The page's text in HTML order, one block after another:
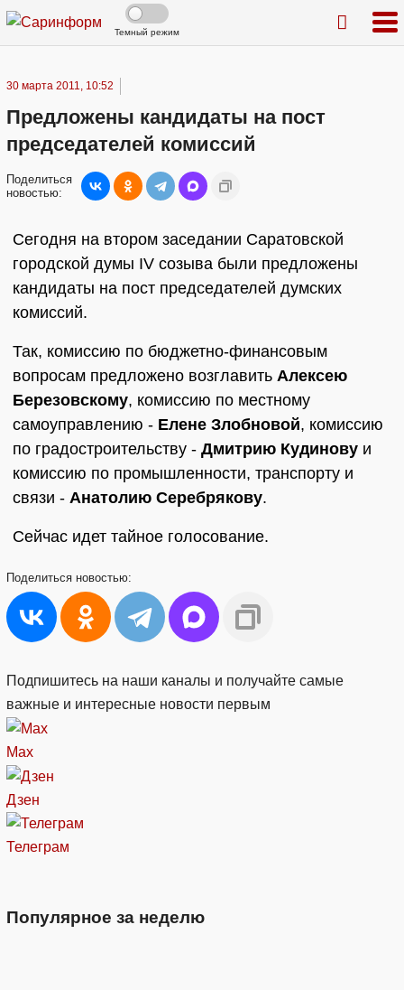
Темный режим
30 марта 2011, 10:52
Предложены кандидаты на пост
председателей комиссий
Поделиться
новостью:
Сегодня на втором заседании Саратовской
городской думы IV созыва были предложены
кандидаты на пост председателей думских
комиссий.
Так, комиссию по бюджетно-финансовым
вопросам предложено возглавить Алексею
Березовскому, комиссию по местному
самоуправлению - Елене Злобновой, комиссию
по градостроительству - Дмитрию Кудинову и
комиссию по промышленности, транспорту и
связи - Анатолию Серебрякову.
Сейчас идет тайное голосование.
Поделиться новостью:
Подпишитесь на наши каналы и получайте самые
важные и интересные новости первым
Max
Дзен
Телеграм
Популярное за неделю